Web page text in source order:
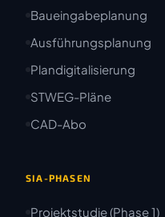
Baueingabeplanung
Ausführungsplanung
Plandigitalisierung
STWEG-Pläne
CAD-Abo
SIA-PHASEN
Projektstudie (Phase 1)